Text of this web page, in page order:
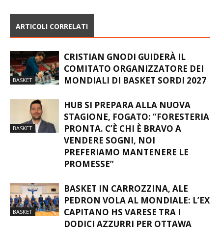
ARTICOLI CORRELATI
BASKET
CRISTIAN GNODI GUIDERÀ IL
COMITATO ORGANIZZATORE DEI
MONDIALI DI BASKET SORDI 2027
BASKET
HUB SI PREPARA ALLA NUOVA
STAGIONE, FOGATO: “FORESTERIA
PRONTA. C’È CHI È BRAVO A
VENDERE SOGNI, NOI
PREFERIAMO MANTENERE LE
PROMESSE”
BASKET
BASKET IN CARROZZINA, ALE
PEDRON VOLA AL MONDIALE: L’EX
CAPITANO HS VARESE TRA I
DODICI AZZURRI PER OTTAWA